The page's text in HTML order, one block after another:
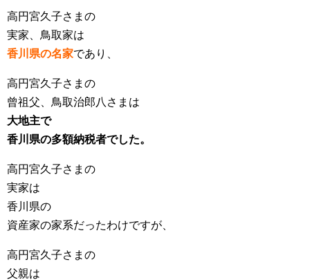
高円宮久子さまの
実家、鳥取家は
香川県の名家であり、
高円宮久子さまの
曾祖父、鳥取治郎八さまは
大地主で
香川県の多額納税者でした。
高円宮久子さまの
実家は
香川県の
資産家の家系だったわけですが、
高円宮久子さまの
父親は